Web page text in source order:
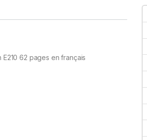
E210 62 pages en français